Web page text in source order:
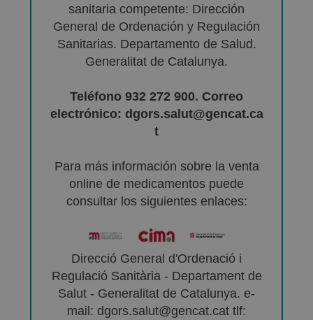
sanitaria competente: Dirección
General de Ordenación y Regulación
Sanitarias. Departamento de Salud.
Generalitat de Catalunya.
Teléfono 932 272 900. Correo
electrónico: dgors.salut@gencat.ca
t
Para más información sobre la venta
online de medicamentos puede
consultar los siguientes enlaces:
Direcció General d'Ordenació i
Regulació Sanitària - Departament de
Salut - Generalitat de Catalunya. e-
mail: dgors.salut@gencat.cat tlf: